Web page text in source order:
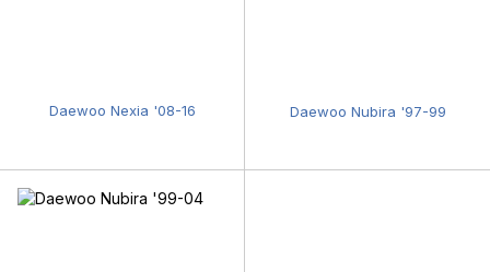
Daewoo Nexia '08-16 Daewoo Nubira '97-99